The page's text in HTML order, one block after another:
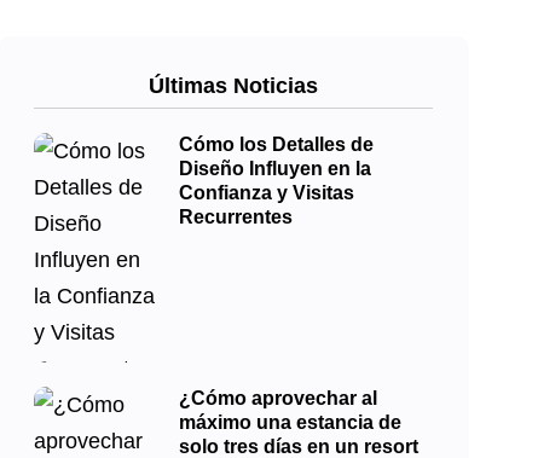
Últimas Noticias
Cómo los Detalles de
Diseño Influyen en la
Confianza y Visitas
Recurrentes
¿Cómo aprovechar al
máximo una estancia de
solo tres días en un resort